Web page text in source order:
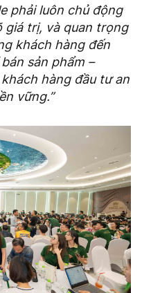
phải luôn chủ động
giá trị, và quan trọng
khách hàng đến
sản phẩm –
hàng đầu tư an
vững.”